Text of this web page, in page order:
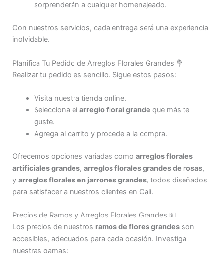
sorprenderán a cualquier homenajeado.
Con nuestros servicios, cada entrega será una experiencia
inolvidable.
Planifica Tu Pedido de Arreglos Florales Grandes 💐
Realizar tu pedido es sencillo. Sigue estos pasos:
Visita nuestra tienda online.
Selecciona el arreglo floral grande que más te
guste.
Agrega al carrito y procede a la compra.
Ofrecemos opciones variadas como arreglos florales
artificiales grandes, arreglos florales grandes de rosas,
y arreglos florales en jarrones grandes, todos diseñados
para satisfacer a nuestros clientes en Cali.
Precios de Ramos y Arreglos Florales Grandes 💵
Los precios de nuestros ramos de flores grandes son
accesibles, adecuados para cada ocasión. Investiga
nuestras gamas: